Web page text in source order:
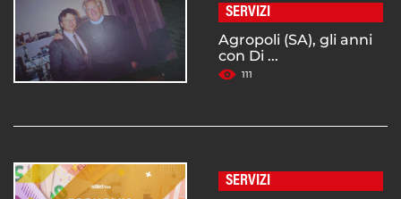
SERVIZI
Agropoli (SA), gli anni
con Di ...
111
SERVIZI